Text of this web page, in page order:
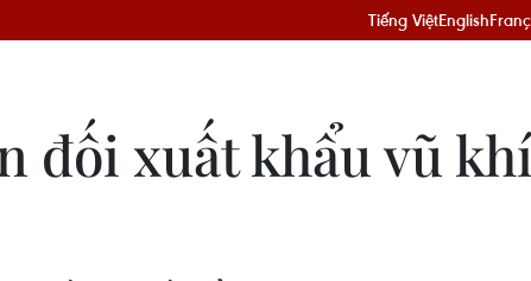
Tiếng ViệtEnglish
đối xuất khẩu vũ